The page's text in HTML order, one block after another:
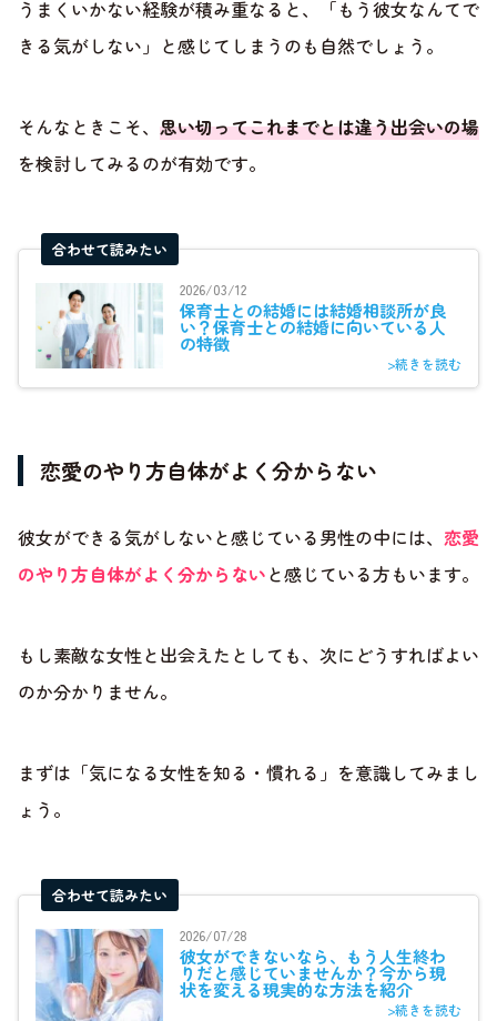
うまくいかない経験が積み重なると、「もう彼女なんてで
きる気がしない」と感じてしまうのも自然でしょう。
そんなときこそ、 思い切ってこれまでとは違う出会いの場
を検討してみるのが有効です。
合わせて読みたい
2026/03/12
保育士との結婚には結婚相談所が良
い？保育士との結婚に向いている人
の特徴
>続きを読む
恋愛のやり方自体がよく分からない
彼女ができる気がしないと感じている男性の中には、 恋愛
のやり方自体がよく分からないと感じている方もいます。
もし素敵な女性と出会えたとしても、次にどうすればよい
のか分かりません。
まずは「気になる女性を知る・慣れる」を意識してみまし
ょう。
合わせて読みたい
2026/07/28
彼女ができないなら、もう人生終わ
りだと感じていませんか？今から現
状を変える現実的な方法を紹介
>続きを読む